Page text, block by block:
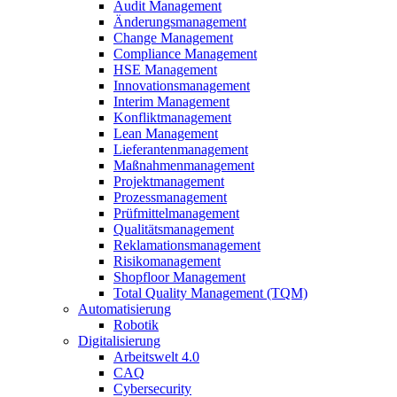
Audit Management
Änderungsmanagement
Change Management
Compliance Management
HSE Management
Innovationsmanagement
Interim Management
Konfliktmanagement
Lean Management
Lieferantenmanagement
Maßnahmenmanagement
Projektmanagement
Prozessmanagement
Prüfmittelmanagement
Qualitätsmanagement
Reklamationsmanagement
Risikomanagement
Shopfloor Management
Total Quality Management (TQM)
Automatisierung
Robotik
Digitalisierung
Arbeitswelt 4.0
CAQ
Cybersecurity